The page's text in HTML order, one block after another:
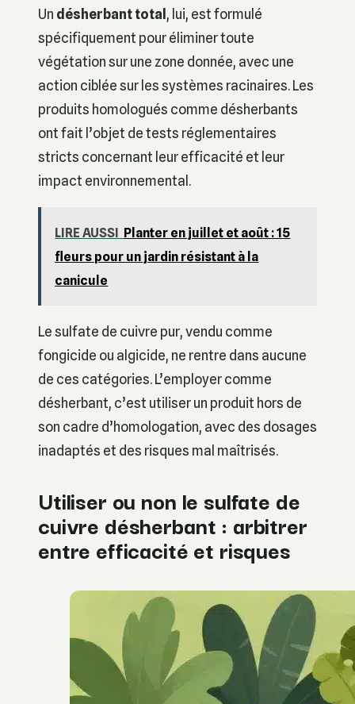
Un désherbant total , lui, est formulé
spécifiquement pour éliminer toute
végétation sur une zone donnée, avec une
action ciblée sur les systèmes racinaires. Les
produits homologués comme désherbants
ont fait l’objet de tests réglementaires
stricts concernant leur efficacité et leur
impact environnemental.
LIRE AUSSI Planter en juillet et août : 15
fleurs pour un jardin résistant à la
canicule
Le sulfate de cuivre pur, vendu comme
fongicide ou algicide, ne rentre dans aucune
de ces catégories. L’employer comme
désherbant, c’est utiliser un produit hors de
son cadre d’homologation, avec des dosages
inadaptés et des risques mal maîtrisés.
Utiliser ou non le sulfate de
cuivre désherbant : arbitrer
entre efficacité et risques